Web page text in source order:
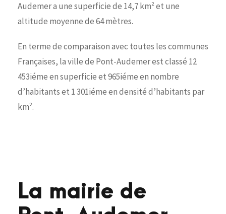
Audemer a une superficie de 14,7 km² et une
altitude moyenne de 64 mètres.
En terme de comparaison avec toutes les communes
Françaises, la ville de Pont-Audemer est classé 12
453iéme en superficie et 965iéme en nombre
d’habitants et 1 301iéme en densité d’habitants par
km².
La mairie de